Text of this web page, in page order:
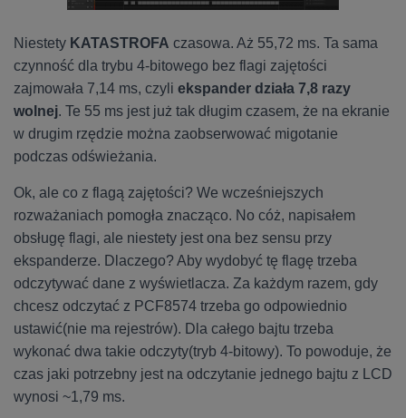
Niestety KATASTROFA czasowa. Aż 55,72 ms. Ta sama
czynność dla trybu 4-bitowego bez flagi zajętości
zajmowała 7,14 ms, czyli ekspander działa 7,8 razy
wolnej. Te 55 ms jest już tak długim czasem, że na ekranie
w drugim rzędzie można zaobserwować migotanie
podczas odświeżania.
Ok, ale co z flagą zajętości? We wcześniejszych
rozważaniach pomogła znacząco. No cóż, napisałem
obsługę flagi, ale niestety jest ona bez sensu przy
ekspanderze. Dlaczego? Aby wydobyć tę flagę trzeba
odczytywać dane z wyświetlacza. Za każdym razem, gdy
chcesz odczytać z PCF8574 trzeba go odpowiednio
ustawić(nie ma rejestrów). Dla całego bajtu trzeba
wykonać dwa takie odczyty(tryb 4-bitowy). To powoduje, że
czas jaki potrzebny jest na odczytanie jednego bajtu z LCD
wynosi ~1,79 ms.